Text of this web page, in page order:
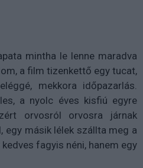
mintha le lenne maradva
a film tizenkettő egy tucat,
mekkora időpazarlás.
a nyolc éves kisfiú egyre
orvosról orvosra járnak
egy másik lélek szállta meg a
fagyis néni, hanem egy